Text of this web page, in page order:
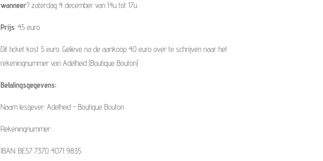
wanneer? zaterdag 4 december van 14u tot 17u
Prijs: 45 euro
Dit ticket kost 5 euro. Gelieve na de aankoop 40 euro over te schrijven naar het
rekeningnummer van Adelheid (Boutique Bouton)
Betalingsgegevens:
Naam lesgever: Adelheid - Boutique Bouton
Rekeningnummer:
IBAN: BE57 7370 4071 9835